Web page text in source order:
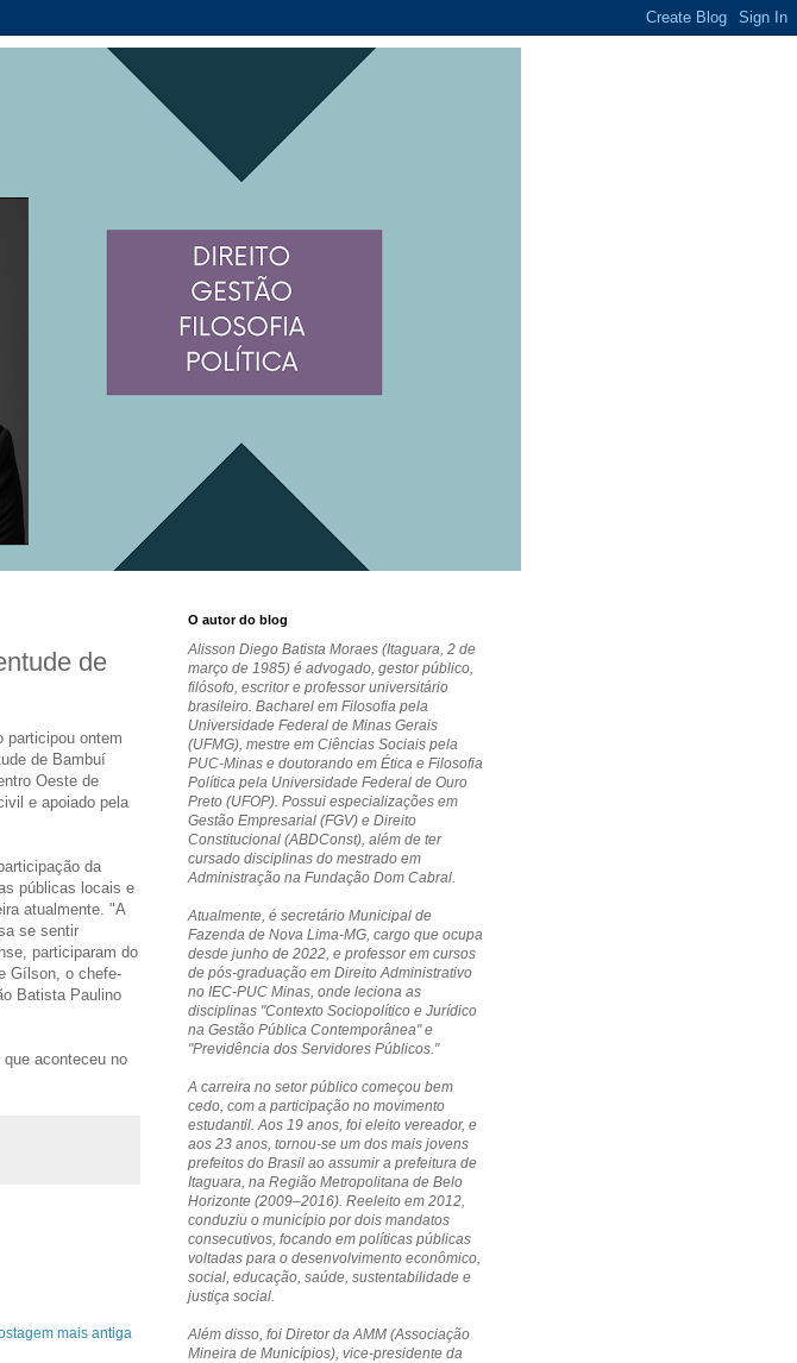
de
participou ontem
de Bambuí
Oeste de
e apoiado pela
da
públicas locais e
atualmente. "A
se sentir
participaram do
Gílson, o chefe-
Batista Paulino
aconteceu no
mais antiga
O autor do blog
Alisson Diego Batista Moraes (Itaguara, 2 de
março de 1985) é advogado, gestor público,
filósofo, escritor e professor universitário
brasileiro. Bacharel em Filosofia pela
Universidade Federal de Minas Gerais
(UFMG), mestre em Ciências Sociais pela
PUC-Minas e doutorando em Ética e Filosofia
Política pela Universidade Federal de Ouro
Preto (UFOP). Possui especializações em
Gestão Empresarial (FGV) e Direito
Constitucional (ABDConst), além de ter
cursado disciplinas do mestrado em
Administração na Fundação Dom Cabral.
Atualmente, é secretário Municipal de
Fazenda de Nova Lima-MG, cargo que ocupa
desde junho de 2022, e professor em cursos
de pós-graduação em Direito Administrativo
no IEC-PUC Minas, onde leciona as
disciplinas "Contexto Sociopolítico e Jurídico
na Gestão Pública Contemporânea" e
"Previdência dos Servidores Públicos."
A carreira no setor público começou bem
cedo, com a participação no movimento
estudantil. Aos 19 anos, foi eleito vereador, e
aos 23 anos, tornou-se um dos mais jovens
prefeitos do Brasil ao assumir a prefeitura de
Itaguara, na Região Metropolitana de Belo
Horizonte (2009–2016). Reeleito em 2012,
conduziu o município por dois mandatos
consecutivos, focando em políticas públicas
voltadas para o desenvolvimento econômico,
social, educação, saúde, sustentabilidade e
justiça social.
Além disso, foi Diretor da AMM (Associação
Mineira de Municípios), vice-presidente da